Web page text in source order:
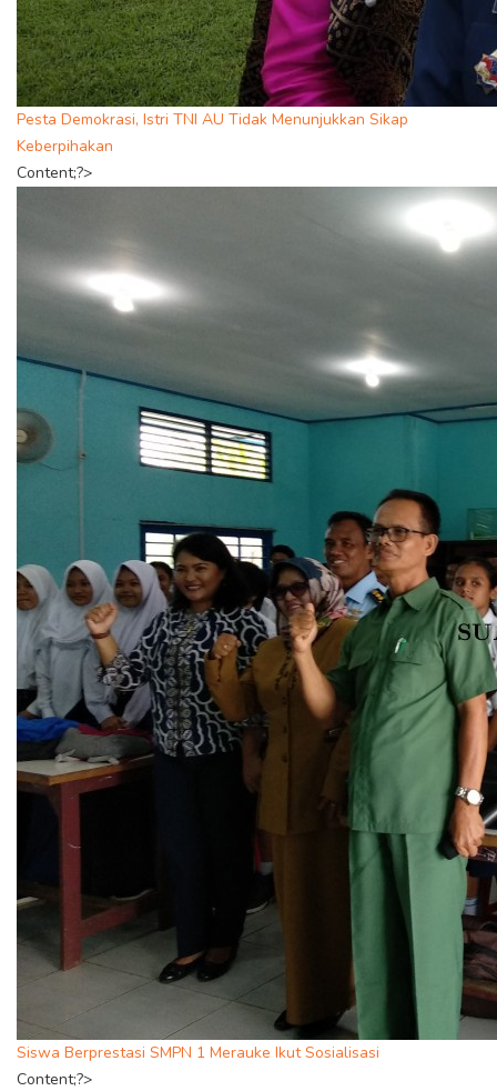
Pesta Demokrasi, Istri TNI AU Tidak Menunjukkan Sikap
Keberpihakan
Content;?>
Siswa Berprestasi SMPN 1 Merauke Ikut Sosialisasi
Content;?>